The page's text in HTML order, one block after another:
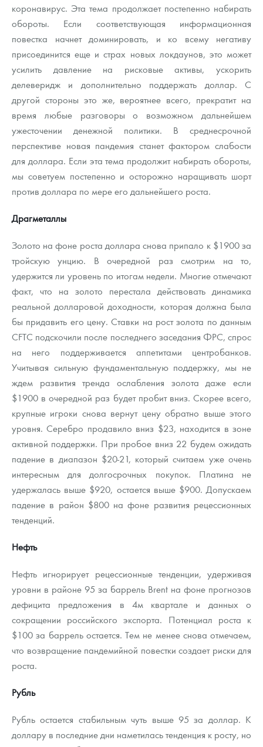
коронавирус. Эта тема продолжает постепенно набирать
обороты. Если соответствующая информационная
повестка начнет доминировать, и ко всему негативу
присоединится еще и страх новых локдаунов, это может
усилить давление на рисковые активы, ускорить
делеверидж и дополнительно поддержать доллар. С
другой стороны это же, вероятнее всего, прекратит на
время любые разговоры о возможном дальнейшем
ужесточении денежной политики. В среднесрочной
перспективе новая пандемия станет фактором слабости
для доллара. Если эта тема продолжит набирать обороты,
мы советуем постепенно и осторожно наращивать шорт
против доллара по мере его дальнейшего роста.
Драгметаллы
Золото на фоне роста доллара снова припало к $1900 за
тройскую унцию. В очередной раз смотрим на то,
удержится ли уровень по итогам недели. Многие отмечают
факт, что на золото перестала действовать динамика
реальной долларовой доходности, которая должна была
бы придавить его цену. Ставки на рост золота по данным
CFTC подскочили после последнего заседания ФРС, спрос
на него поддерживается аппетитами центробанков.
Учитывая сильную фундаментальную поддержку, мы не
ждем развития тренда ослабления золота даже если
$1900 в очередной раз будет пробит вниз. Скорее всего,
крупные игроки снова вернут цену обратно выше этого
уровня. Серебро продавило вниз $23, находится в зоне
активной поддержки. При пробое вниз 22 будем ожидать
падение в диапазон $20-21, который считаем уже очень
интересным для долгосрочных покупок. Платина не
удержалась выше $920, остается выше $900. Допускаем
падение в район $800 на фоне развития рецессионных
тенденций.
Нефть
Нефть игнорирует рецессионные тенденции, удерживая
уровни в районе 95 за баррель Brent на фоне прогнозов
дефицита предложения в 4м квартале и данных о
сокращении российского экспорта. Потенциал роста к
$100 за баррель остается. Тем не менее снова отмечаем,
что возвращение пандемийной повестки создает риски для
роста.
Рубль
Рубль остается стабильным чуть выше 95 за доллар. К
доллару в последние дни наметилась тенденция к росту, но